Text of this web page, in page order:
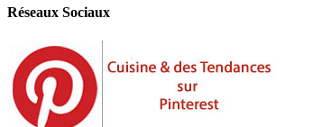
Réseaux Sociaux